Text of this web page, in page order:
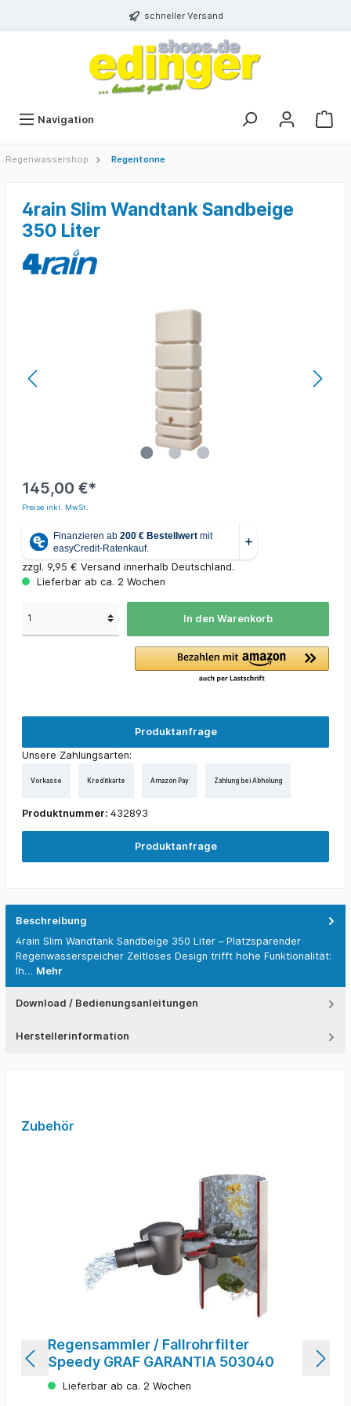
schneller Versand
Navigation
Regenwassershop Regentonne
4rain Slim Wandtank Sandbeige
350 Liter
145,00 €*
Preise inkl. MwSt.
zzgl. 9,95 € Versand innerhalb Deutschland.
Lieferbar ab ca. 2 Wochen
In den Warenkorb
Produktanfrage
Unsere Zahlungsarten:
Vorkasse Kreditkarte Amazon Pay Zahlung bei Abholung
Produktnummer: 432893
Produktanfrage
Beschreibung
4rain Slim Wandtank Sandbeige 350 Liter – Platzsparender
Regenwasserspeicher Zeitloses Design trifft hohe Funktionalität:
Ih… Mehr
Download / Bedienungsanleitungen
Herstellerinformation
Zubehör
Regensammler / Fallrohrfilter
Speedy GRAF GARANTIA 503040
Lieferbar ab ca. 2 Wochen